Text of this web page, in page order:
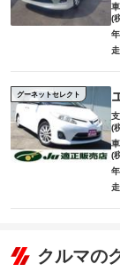
(
グーネットセレクト
(
(
クルマの